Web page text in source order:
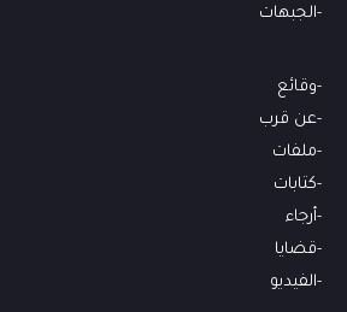
الجبهات
وقائع
عن قرب
ملفات
كتابات
أرجاء
قضايا
الفيديو